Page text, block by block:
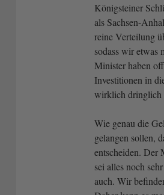
Königsteiner
als Sachsen-
reine Verteilung
sodass wir etwas
Minister haben
Investitionen in
wirklich dringlich
Wie genau die
gelangen sollen,
entscheiden. Der
sei alles noch
auch. Wir